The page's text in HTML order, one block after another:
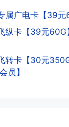
属广电卡【39元
纵卡【39元60G
转卡【30元
员】